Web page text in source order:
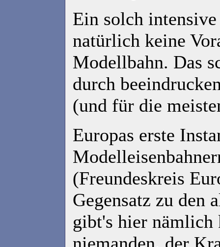
Ein solch
natürlich keine
Modellbahn. Das
durch
(und für die
Europas erste
(Freundeskreis
Gegensatz zu den
gibt's hier nämlich